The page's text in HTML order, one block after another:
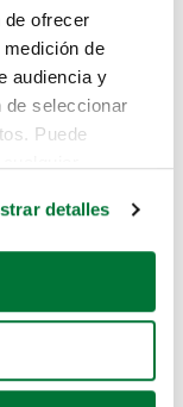
ofrecer
de
audiencia y
de seleccionar
Puede
geográfica
activamente
(huellas
detalles
como
estás